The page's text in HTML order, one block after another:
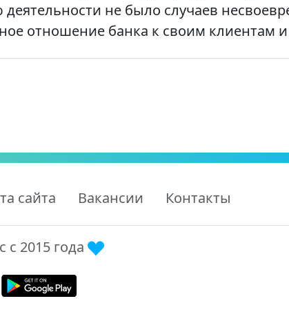
не было случаев
отношение банка к своим клиентам
сайта Вакансии Контакты
с 2015 года